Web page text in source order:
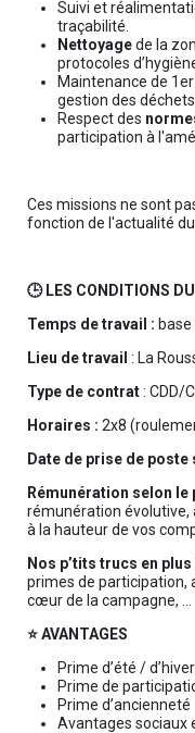
Suivi et
traçabilité.
Nettoyagede la
protocoles
Maintenance de
gestion des déchets.
Respect des
participation à
Ces missions ne sont
fonction de l'actualité
🕒 LES CONDITIONS
Temps de travail :
Lieu de travail : La
Type de contrat: CDD/
Horaires : 2x8
Date de prise de poste
Rémunération selon le
rémunération évolutive,
à la hauteur de vos
Nos p’tits trucs en plus
primes de participation,
cœur de la campagne, …
⭐ AVANTAGES
Prime d’été / d’hiver
Prime de
Prime d’ancienneté
Avantages sociaux